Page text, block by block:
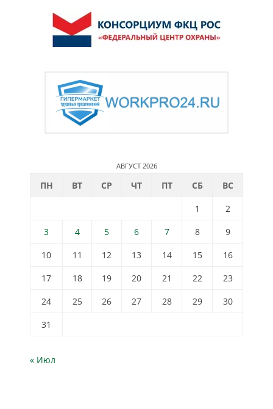
АВГУСТ 2026
ПН ВТ СР ЧТ ПТ СБ
ВС
1
2
3
4 5 6 7 8
9
10
11 12 13 14 15
16
17
18 19 20 21 22
23
24
25 26 27 28 29
30
31
« Июл